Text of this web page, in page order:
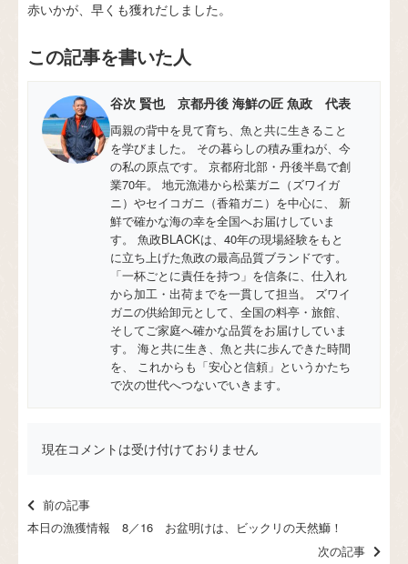
赤いかが、早くも獲れだしました。
この記事を書いた人
谷次 賢也 京都丹後 海鮮の匠 魚政 代表
両親の背中を見て育ち、魚と共に生きること
を学びました。 その暮らしの積み重ねが、今
の私の原点です。 京都府北部・丹後半島で創
業70年。 地元漁港から松葉ガニ（ズワイガ
ニ）やセイコガニ（香箱ガニ）を中心に、 新
鮮で確かな海の幸を全国へお届けしていま
す。 魚政BLACKは、40年の現場経験をもと
に立ち上げた魚政の最高品質ブランドです。
「一杯ごとに責任を持つ」を信条に、仕入れ
から加工・出荷までを一貫して担当。 ズワイ
ガニの供給卸元として、全国の料亭・旅館、
そしてご家庭へ確かな品質をお届けしていま
す。 海と共に生き、魚と共に歩んできた時間
を、 これからも「安心と信頼」というかたち
で次の世代へつないでいきます。
現在コメントは受け付けておりません
前の記事
本日の漁獲情報 8／16 お盆明けは、ビックリの天然鰤！
次の記事